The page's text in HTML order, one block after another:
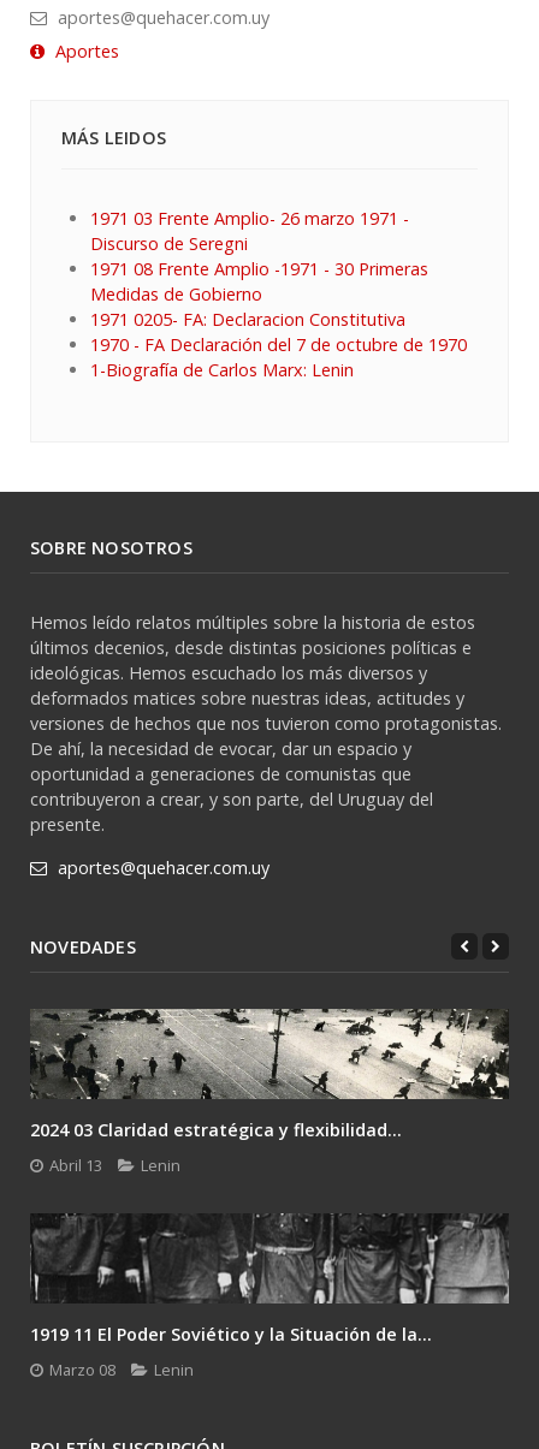
aportes@quehacer.com.uy
Aportes
MÁS LEIDOS
1971 03 Frente Amplio- 26 marzo 1971 -
Discurso de Seregni
1971 08 Frente Amplio -1971 - 30 Primeras
Medidas de Gobierno
1971 0205- FA: Declaracion Constitutiva
1970 - FA Declaración del 7 de octubre de 1970
1-Biografía de Carlos Marx: Lenin
SOBRE NOSOTROS
Hemos leído relatos múltiples sobre la historia de estos
últimos decenios, desde distintas posiciones políticas e
ideológicas. Hemos escuchado los más diversos y
deformados matices sobre nuestras ideas, actitudes y
versiones de hechos que nos tuvieron como protagonistas.
De ahí, la necesidad de evocar, dar un espacio y
oportunidad a generaciones de comunistas que
contribuyeron a crear, y son parte, del Uruguay del
presente.
aportes@quehacer.com.uy
NOVEDADES
2024 03 Claridad estratégica y flexibilidad...
Abril 13 Lenin
1919 11 El Poder Soviético y la Situación de la...
Marzo 08 Lenin